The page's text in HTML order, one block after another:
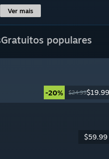
Ver mais
Gratuitos populares
-20% $24.99$19.99
$59.99